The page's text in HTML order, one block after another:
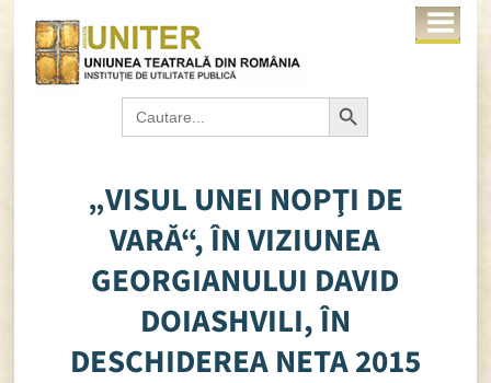
Search
for:
Search Button
„VISUL UNEI NOPŢI DE
VARĂ“, ÎN VIZIUNEA
GEORGIANULUI DAVID
DOIASHVILI, ÎN
DESCHIDEREA NETA 2015